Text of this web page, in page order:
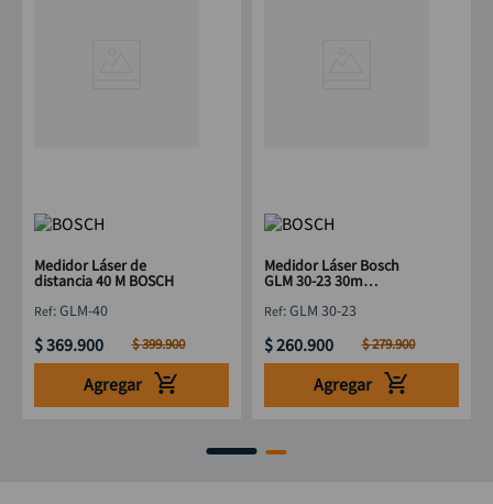
Medidor Láser de
distancia 40 M BOSCH
:GLM-40
$369.900 $399.900
Agregar
Medidor Láser Bosch
GLM 30-23 30m
:GLM 30-23
$260.900 $279.900
Agregar